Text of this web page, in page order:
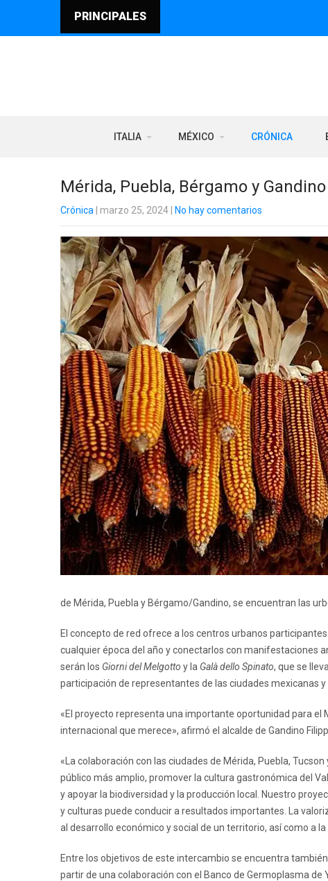
PRINCIPALES
ITALIA MÉXICO CRÓNICA
Mérida, Puebla, Bérgamo y
Crónica | marzo 25, 2024 No hay comentarios
de Mérida, Puebla y Bérgamo/Gandino, se encuentran las
El concepto de red ofrece a los centros urbanos
cualquier época del año y conectarlos con manifestaciones
serán los Giorni del Melgotto y la Galà dello Spinato, que se
participación de representantes de las ciudades mexicanas
«El proyecto representa una importante oportunidad para
internacional que merece», afirmó el alcalde de Gandino
«La colaboración con las ciudades de Mérida, Puebla,
público más amplio, promover la cultura gastronómica del
y apoyar la biodiversidad y la producción local. Nuestro
y culturas puede conducir a resultados importantes. La
al desarrollo económico y social de un territorio, así como a
Entre los objetivos de este intercambio se encuentra
partir de una colaboración con el Banco de Germoplasma de